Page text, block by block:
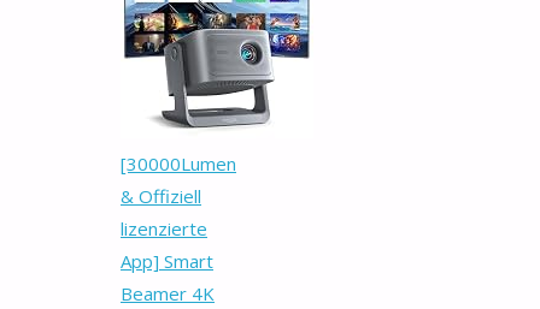
[30000Lumen
& Offiziell
lizenzierte
App] Smart
Beamer 4K